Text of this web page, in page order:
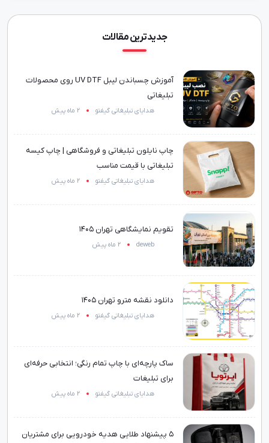
جدیدترین مقالات
آموزش چسباندن لیبل UV DTF روی محصولات
تبلیغاتی
هدایای تبلیغاتی گیفتو 2 ماه پیش
چاپ نایلون تبلیغاتی و فروشگاهی | چاپ کیسه
تبلیغاتی با قیمت مناسب
هدایای تبلیغاتی گیفتو 2 ماه پیش
تقویم نمایشگاهی تهران 1405
deweb 2 ماه پیش
دانلود نقشه مترو تهران 1405
هدایای تبلیغاتی گیفتو 2 ماه پیش
ساک پارچه‌ای با چاپ تمام رنگی؛ انتخابی حرفه‌ای
برای تبلیغات
هدایای تبلیغاتی گیفتو 2 ماه پیش
۵ پیشنهاد طلایی هدیه خودرویی برای مشتریان